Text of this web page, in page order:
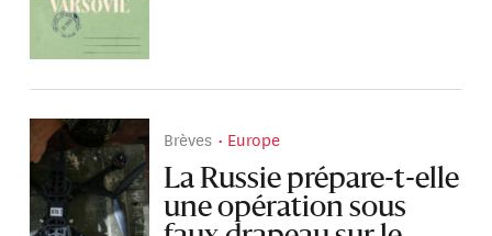
Brèves Europe
La Russie prépare-t-elle
une opération sous